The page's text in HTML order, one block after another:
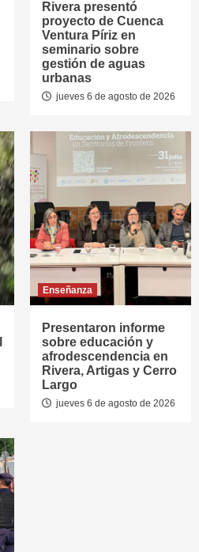
Rivera presentó
proyecto de Cuenca
Ventura Píriz en
seminario sobre
gestión de aguas
urbanas
jueves 6 de agosto de 2026
Enseñanza
Presentaron informe
sobre educación y
afrodescendencia en
Rivera, Artigas y Cerro
Largo
jueves 6 de agosto de 2026